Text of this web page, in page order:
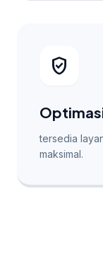
verified_user
tersedia
maksimal.